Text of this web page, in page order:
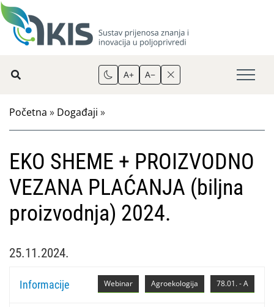
A+ A−
Početna » Događaji »
EKO SHEME + PROIZVODNO
VEZANA PLAĆANJA (biljna
proizvodnja) 2024.
25.11.2024.
78.01. - A
Agroekologija
Webinar
Informacije